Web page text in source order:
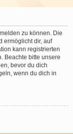
zu können. Die
ermöglicht dir, auf
kann registrierten
Beachte bitte unsere
bevor du dich
wenn du dich in